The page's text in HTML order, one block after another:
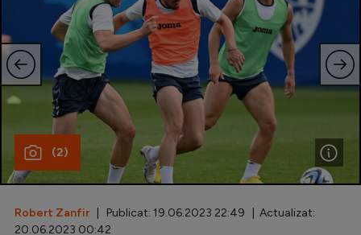
Cupa României
Echipa Națională
U21
Fotbal feminin
Special
Diverse
Inedit
Clasamente
(2)
Robert Zanfir | Publicat: 19.06.2023 22:49 | Actualizat:
20.06.2023 00:42